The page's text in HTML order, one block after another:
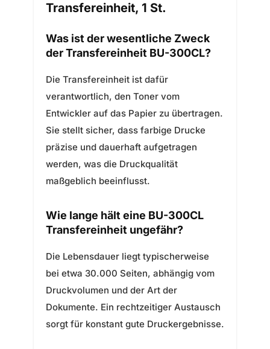
Transfereinheit, 1 St.
Was ist der wesentliche Zweck
der Transfereinheit BU-300CL?
Die Transfereinheit ist dafür
verantwortlich, den Toner vom
Entwickler auf das Papier zu übertragen.
Sie stellt sicher, dass farbige Drucke
präzise und dauerhaft aufgetragen
werden, was die Druckqualität
maßgeblich beeinflusst.
Wie lange hält eine BU-300CL
Transfereinheit ungefähr?
Die Lebensdauer liegt typischerweise
bei etwa 30.000 Seiten, abhängig vom
Druckvolumen und der Art der
Dokumente. Ein rechtzeitiger Austausch
sorgt für konstant gute Druckergebnisse.